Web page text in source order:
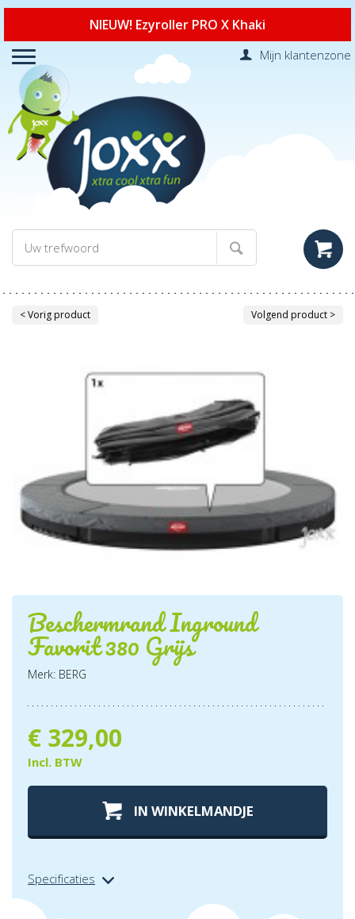
NIEUW! Ezyroller PRO X Khaki
Mijn klantenzone
< Vorig product Volgend product >
Beschermrand Inground
Favorit 380 Grijs
Merk: BERG
€ 329,00
Incl. BTW
IN WINKELMANDJE
Specificaties